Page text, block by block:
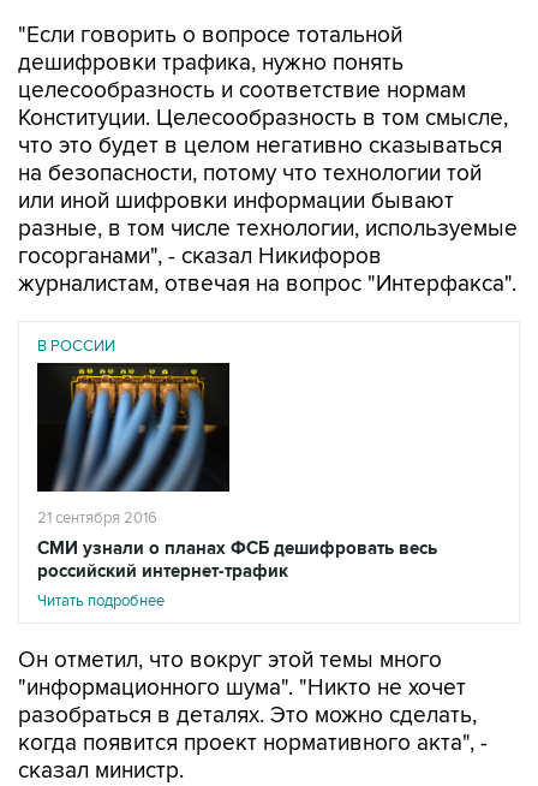
"Если говорить о вопросе тотальной
дешифровки трафика, нужно понять
целесообразность и соответствие нормам
Конституции. Целесообразность в том смысле,
что это будет в целом негативно сказываться
на безопасности, потому что технологии той
или иной шифровки информации бывают
разные, в том числе технологии, используемые
госорганами", - сказал Никифоров
журналистам, отвечая на вопрос "Интерфакса".
В РОССИИ
21 сентября 2016
СМИ узнали о планах ФСБ дешифровать весь
российский интернет-трафик
Читать подробнее
Он отметил, что вокруг этой темы много
"информационного шума". "Никто не хочет
разобраться в деталях. Это можно сделать,
когда появится проект нормативного акта", -
сказал министр.